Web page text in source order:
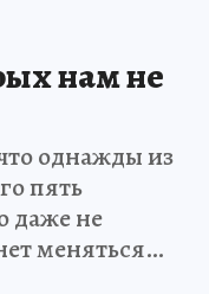
нам не
однажды из
пять
даже не
меняться…